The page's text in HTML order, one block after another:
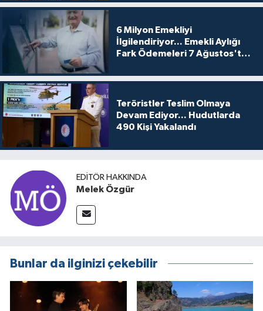
6 Milyon Emekliyi
İlgilendiriyor... Emekli Aylığı
Fark Ödemeleri 7 Ağustos'ta
Teröristler Teslim Olmaya
Devam Ediyor... Hudutlarda
490 Kişi Yakalandı
EDITÖR HAKKINDA
Melek Özgür
Bunlar da ilginizi çekebilir